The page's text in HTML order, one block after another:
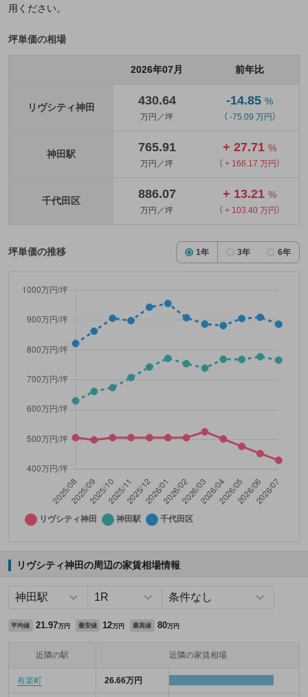
用ください。
坪単価の相場
2026年07月 前年比
リヴシティ神田 430.64
万円／坪
-14.85 %
（ -75.09 万円）
神田駅 765.91
万円／坪
+ 27.71 %
（ + 166.17 万円）
千代田区 886.07
万円／坪
+ 13.21 %
（ + 103.40 万円）
坪単価の推移 1年 3年 6年
リヴシティ神田の周辺の家賃相場情報
平均値 21.97万円 最安値 12万円 最高値 80万円
近隣の駅 近隣の家賃相場
有楽町 26.66万円